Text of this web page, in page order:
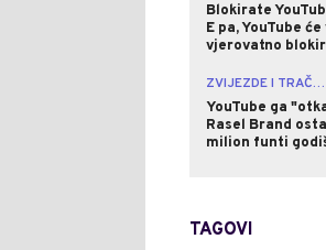
Blokirate
E pa, YouTube
vjerovatno
ZVIJEZDE I TRAČEVI
YouTube ga
Rasel Brand
milion funti
TAGOVI